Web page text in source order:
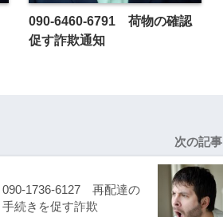
090-6460-6791 荷物の確認
促す詐欺通知
次の記事
090-1736-6127 再配達の
手続きを促す詐欺